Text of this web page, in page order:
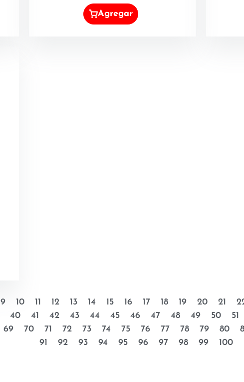
Agregar
9 10 11 12 13 14 15 16 17 18 19 20 21
40 41 42 43 44 45 46 47 48 49 50 51
69 70 71 72 73 74 75 76 77 78 79 80
91
92 93 94 95 96 97 98 99 100